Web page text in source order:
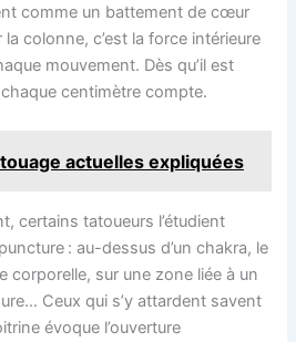
comme un battement de cœur
colonne, c’est la force intérieure
mouvement. Dès qu’il est
centimètre compte.
actuelles expliquées
certains tatoueurs l’étudient
: au-dessus d’un chakra, le
corporelle, sur une zone liée à un
Ceux qui s’y attardent savent
évoque l’ouverture